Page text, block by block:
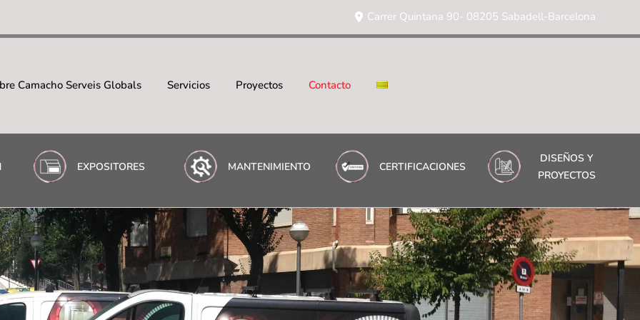
Carrer Quintana 90- 08205 Sabadell-Barcelona
Camacho Serveis Globals Servicios Proyectos Contacto
EXPOSITORES MANTENIMIENTO CERTIFICACIONES
DISEÑOS Y
PROYECTOS